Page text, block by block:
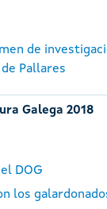
de
Pallares
Galega 2018
DOG
los